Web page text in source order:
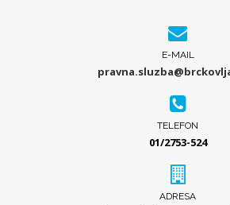
E-MAIL
TELEFON
01/2753-524
ADRESA